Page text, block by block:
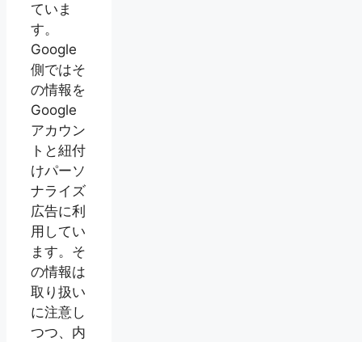
ていま
す。
Google
側ではそ
の情報を
Google
アカウン
トと紐付
けパーソ
ナライズ
広告に利
用してい
ます。そ
の情報は
取り扱い
に注意し
つつ、内